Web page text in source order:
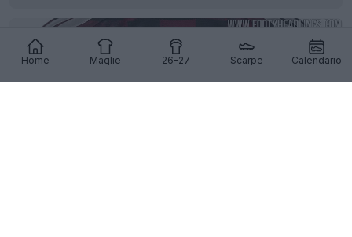
Home Maglie 26-27 Scarpe Calendario